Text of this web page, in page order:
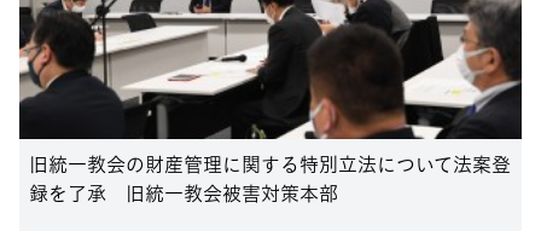
旧統一教会の財産管理に関する特別立法について法案登
録を了承 旧統一教会被害対策本部